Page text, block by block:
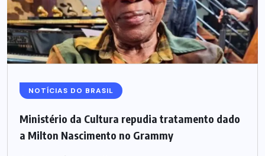
NOTÍCIAS DO BRASIL
Ministério da Cultura repudia tratamento dado
a Milton Nascimento no Grammy